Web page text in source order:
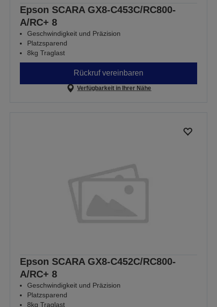
Epson SCARA GX8-C453C/RC800-
A/RC+ 8
Geschwindigkeit und Präzision
Platzsparend
8kg Traglast
Rückruf vereinbaren
Verfügbarkeit in Ihrer Nähe
Epson SCARA GX8-C452C/RC800-
A/RC+ 8
Geschwindigkeit und Präzision
Platzsparend
8kg Traglast